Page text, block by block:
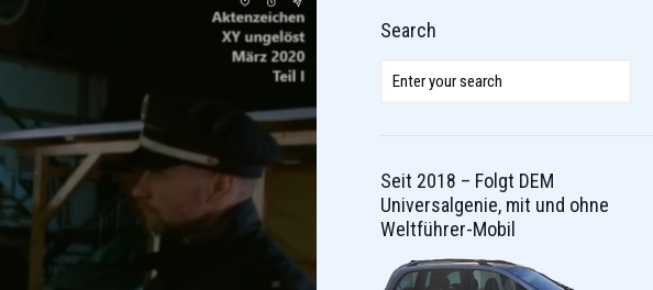
Search
Seit 2018 – Folgt DEM
Universalgenie, mit und ohne
Weltführer-Mobil